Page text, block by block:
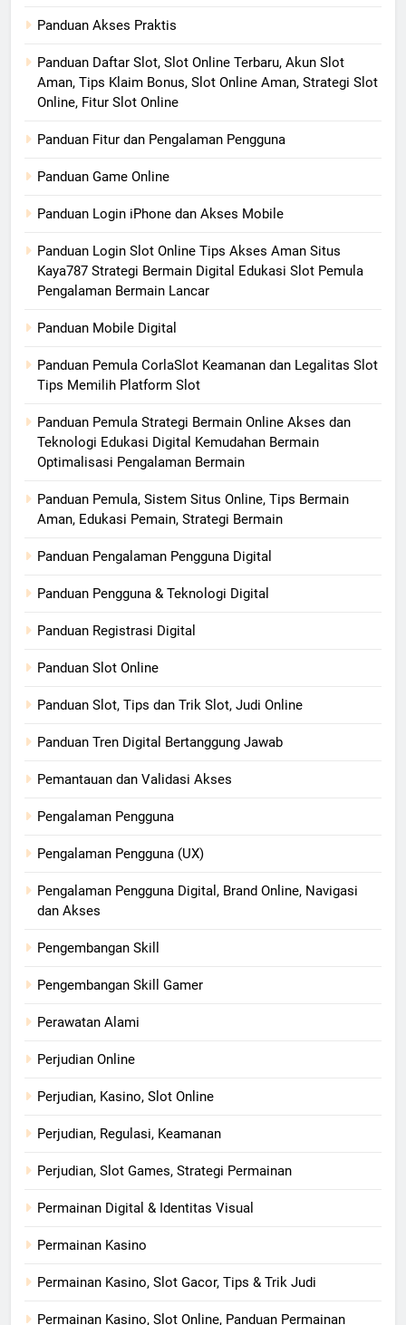
Panduan Akses Praktis
Panduan Daftar Slot, Slot Online Terbaru, Akun Slot
Aman, Tips Klaim Bonus, Slot Online Aman, Strategi Slot
Online, Fitur Slot Online
Panduan Fitur dan Pengalaman Pengguna
Panduan Game Online
Panduan Login iPhone dan Akses Mobile
Panduan Login Slot Online Tips Akses Aman Situs
Kaya787 Strategi Bermain Digital Edukasi Slot Pemula
Pengalaman Bermain Lancar
Panduan Mobile Digital
Panduan Pemula CorlaSlot Keamanan dan Legalitas Slot
Tips Memilih Platform Slot
Panduan Pemula Strategi Bermain Online Akses dan
Teknologi Edukasi Digital Kemudahan Bermain
Optimalisasi Pengalaman Bermain
Panduan Pemula, Sistem Situs Online, Tips Bermain
Aman, Edukasi Pemain, Strategi Bermain
Panduan Pengalaman Pengguna Digital
Panduan Pengguna & Teknologi Digital
Panduan Registrasi Digital
Panduan Slot Online
Panduan Slot, Tips dan Trik Slot, Judi Online
Panduan Tren Digital Bertanggung Jawab
Pemantauan dan Validasi Akses
Pengalaman Pengguna
Pengalaman Pengguna (UX)
Pengalaman Pengguna Digital, Brand Online, Navigasi
dan Akses
Pengembangan Skill
Pengembangan Skill Gamer
Perawatan Alami
Perjudian Online
Perjudian, Kasino, Slot Online
Perjudian, Regulasi, Keamanan
Perjudian, Slot Games, Strategi Permainan
Permainan Digital & Identitas Visual
Permainan Kasino
Permainan Kasino, Slot Gacor, Tips & Trik Judi
Permainan Kasino, Slot Online, Panduan Permainan